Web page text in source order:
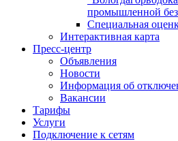
промышленной
Специальная
Интерактивная карта
Пресс-центр
Объявления
Новости
Информация об
Вакансии
Тарифы
Услуги
Подключение к сетям